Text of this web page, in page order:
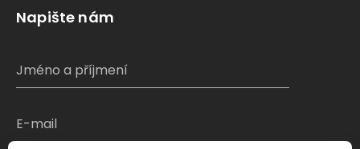
Napište nám